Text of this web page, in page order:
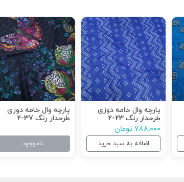
پارچه وال خامه دوزی
طرحدار رنگ 23-2
۷۸۸,۰۰۰ تومان
اضافه به سبد خرید
پارچه وال خامه دوزی
طرحدار رنگ 37-2
ناموجود